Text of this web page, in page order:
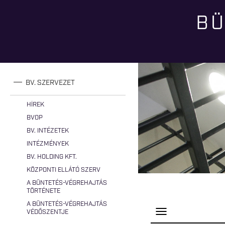
BV. SZERVEZET
HÍREK
BVOP
BV. INTÉZETEK
INTÉZMÉNYEK
BV. HOLDING KFT.
KÖZPONTI ELLÁTÓ SZERV
A BÜNTETÉS-VÉGREHAJTÁS
TÖRTÉNETE
A BÜNTETÉS-VÉGREHAJTÁS
VÉDŐSZENTJE
P